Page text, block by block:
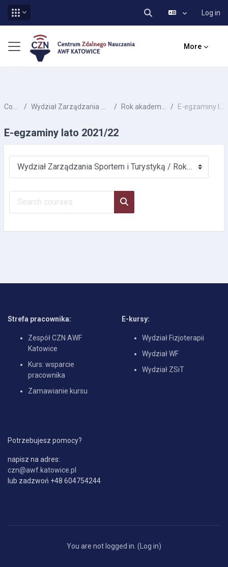
Toggle search input
Log in
Side panel More
Courses Wydział Zarządzania Sportem i Turystyką Rok akademicki 2021/22 E-egzaminy lato 2021/22
E-egzaminy lato 2021/22
Course categories
Search courses
Strefa pracownika:
Zespół CZN AWF
Katowice
Kurs: wsparcie
pracownika
Zamawianie kursu
E-kursy:
Wydział Fizjoterapii
Wydział WF
Wydział ZSiT
Potrzebujesz pomocy?
napisz na adres:
czn@awf.katowice.pl
lub zadzwoń +48 604754244
You are not logged in. ( Log in)